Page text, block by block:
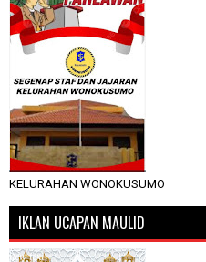
KELURAHAN WONOKUSUMO
IKLAN UCAPAN MAULID